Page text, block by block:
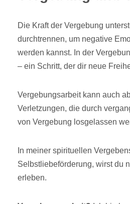
Die Kraft der Vergebung
durchtrennen, um negative
werden kannst. In der
– ein Schritt, der dir neue
Vergebungsarbeit kann auch
Verletzungen, die durch
von Vergebung losgelassen
In meiner spirituellen
Selbstliebeförderung, wirst du
erleben.